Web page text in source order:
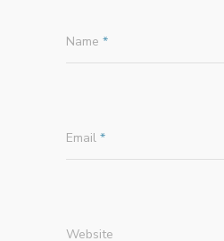
Name *
Email *
Website